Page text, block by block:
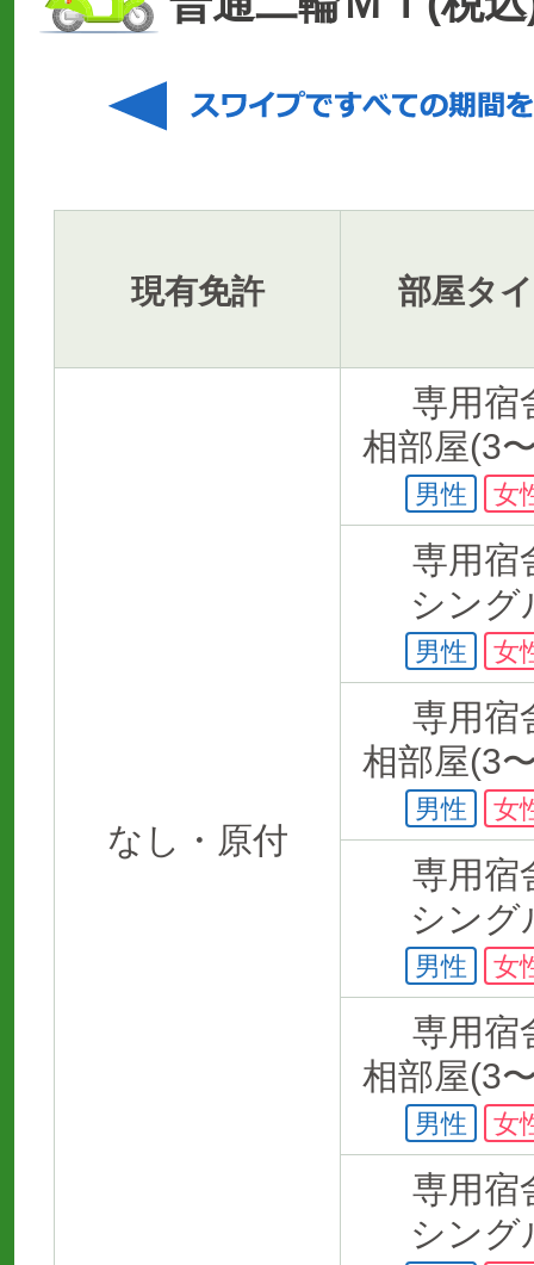
現有免許 部屋タ
なし・原付
専用宿
相部屋(3
男性 女
専用宿
シング
男性 女
専用宿
相部屋(3
男性 女
専用宿
シング
男性 女
専用宿
相部屋(3
男性 女
専用宿
シング